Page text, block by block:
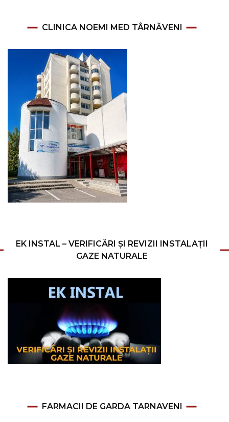
CLINICA NOEMI MED TÂRNĂVENI
EK INSTAL – VERIFICĂRI ȘI REVIZII INSTALAȚII
GAZE NATURALE
FARMACII DE GARDA TARNAVENI